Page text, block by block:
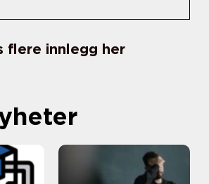
flere innlegg her